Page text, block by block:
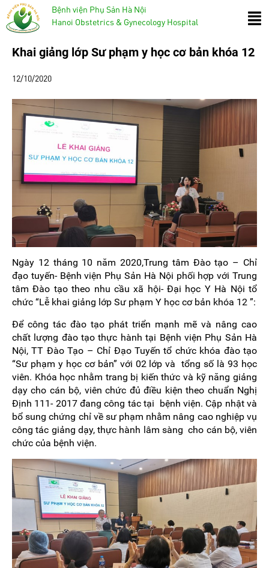
Bệnh viện Phụ Sản Hà Nội
Hanoi Obstetrics & Gynecology Hospital
Khai giảng lớp Sư phạm y học cơ bản khóa 12
12/10/2020
Ngày 12 tháng 10 năm 2020,Trung tâm Đào tạo – Chỉ
đạo tuyến- Bệnh viện Phụ Sản Hà Nội phối hợp với Trung
tâm Đào tạo theo nhu cầu xã hội- Đại học Y Hà Nội tổ
chức “Lễ khai giảng lớp Sư phạm Y học cơ bản khóa 12 ”:
Để công tác đào tạo phát triển mạnh mẽ và nâng cao
chất lượng đào tạo thực hành tại Bệnh viện Phụ Sản Hà
Nội, TT Đào Tạo – Chỉ Đạo Tuyến tổ chức khóa đào tạo
“Sư phạm y học cơ bản” với 02 lớp và tổng số là 93 học
viên. Khóa học nhằm trang bị kiến thức và kỹ năng giảng
dạy cho cán bộ, viên chức đủ điều kiện theo chuẩn Nghị
Định 111- 2017 đang công tác tại bệnh viện. Cập nhật và
bổ sung chứng chỉ về sư phạm nhằm nâng cao nghiệp vụ
công tác giảng dạy, thực hành lâm sàng cho cán bộ, viên
chức của bệnh viện.